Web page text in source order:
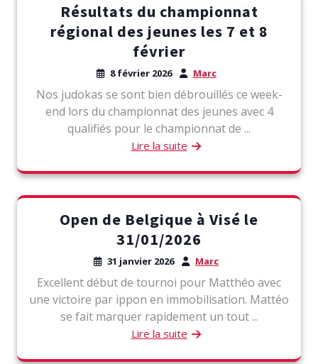
Résultats du championnat
régional des jeunes les 7 et 8
février
8 février 2026 Marc
Nos judokas se sont bien débrouillés ce week-
end lors du championnat des jeunes avec 4
qualifiés pour le championnat de ...
Lire la suite
Open de Belgique à Visé le
31/01/2026
31 janvier 2026 Marc
Excellent début de tournoi pour Matthéo avec
une victoire par ippon en immobilisation. Mattéo
se fait marquer rapidement un tout ...
Lire la suite